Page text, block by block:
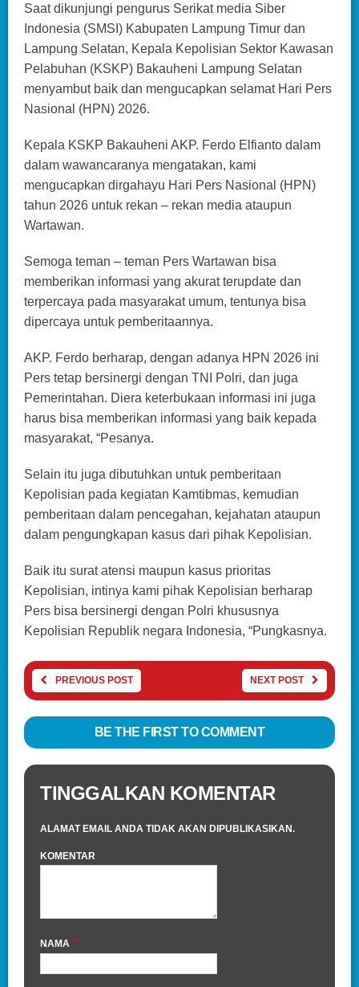
Saat dikunjungi pengurus Serikat media Siber
Indonesia (SMSI) Kabupaten Lampung Timur dan
Lampung Selatan, Kepala Kepolisian Sektor Kawasan
Pelabuhan (KSKP) Bakauheni Lampung Selatan
menyambut baik dan mengucapkan selamat Hari Pers
Nasional (HPN) 2026.
Kepala KSKP Bakauheni AKP. Ferdo Elfianto dalam
dalam wawancaranya mengatakan, kami
mengucapkan dirgahayu Hari Pers Nasional (HPN)
tahun 2026 untuk rekan – rekan media ataupun
Wartawan.
Semoga teman – teman Pers Wartawan bisa
memberikan informasi yang akurat terupdate dan
terpercaya pada masyarakat umum, tentunya bisa
dipercaya untuk pemberitaannya.
AKP. Ferdo berharap, dengan adanya HPN 2026 ini
Pers tetap bersinergi dengan TNI Polri, dan juga
Pemerintahan. Diera keterbukaan informasi ini juga
harus bisa memberikan informasi yang baik kepada
masyarakat, “Pesanya.
Selain itu juga dibutuhkan untuk pemberitaan
Kepolisian pada kegiatan Kamtibmas, kemudian
pemberitaan dalam pencegahan, kejahatan ataupun
dalam pengungkapan kasus dari pihak Kepolisian.
Baik itu surat atensi maupun kasus prioritas
Kepolisian, intinya kami pihak Kepolisian berharap
Pers bisa bersinergi dengan Polri khususnya
Kepolisian Republik negara Indonesia, “Pungkasnya.
PREVIOUS POST NEXT POST
BE THE FIRST TO COMMENT
TINGGALKAN KOMENTAR
ALAMAT EMAIL ANDA TIDAK AKAN DIPUBLIKASIKAN.
KOMENTAR
NAMA *